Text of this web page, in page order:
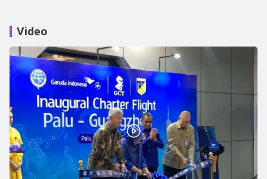
Video